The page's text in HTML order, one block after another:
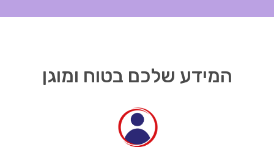
המידע שלכם בטוח ומוגן